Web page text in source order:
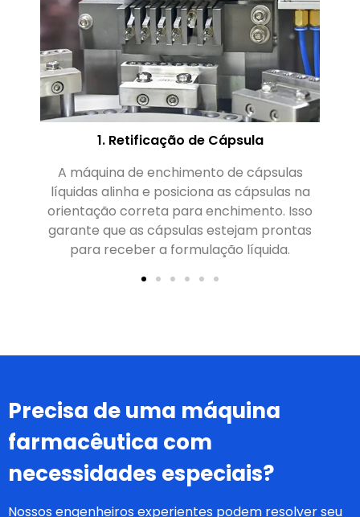
1. Retificação de Cápsula
A máquina de enchimento de cápsulas
líquidas alinha e posiciona as cápsulas na
orientação correta para enchimento. Isso
garante que as cápsulas estejam prontas
para receber a formulação líquida.
Precisa de uma máquina
farmacêutica com
necessidades especiais?
Nossos engenheiros experientes podem resolver seu